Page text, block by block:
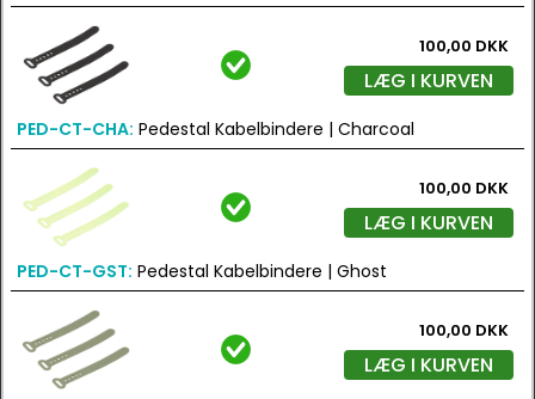
100,00 DKK
LÆG I KURVEN
PED-CT-CHA: Pedestal Kabelbindere | Charcoal
100,00 DKK
LÆG I KURVEN
PED-CT-GST: Pedestal Kabelbindere | Ghost
100,00 DKK
LÆG I KURVEN